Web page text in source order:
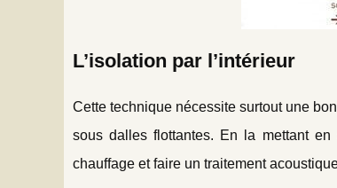
L’isolation par l’intérieur
Cette technique nécessite surtout une
sous dalles flottantes. En la mettant
chauffage et faire un traitement